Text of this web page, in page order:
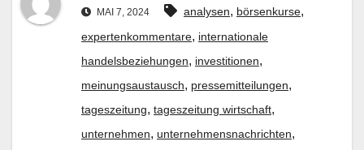
MAI 7, 2024 analysen, börsenkurse,
expertenkommentare, internationale
handelsbeziehungen, investitionen,
meinungsaustausch, pressemitteilungen,
tageszeitung, tageszeitung wirtschaft,
unternehmen, unternehmensnachrichten,